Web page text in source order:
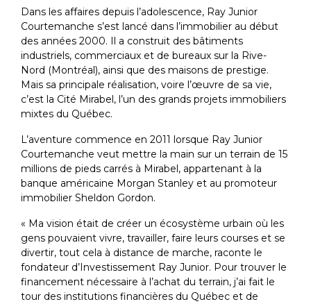
Dans les affaires depuis l’adolescence, Ray Junior
Courtemanche s’est lancé dans l’immobilier au début
des années 2000. Il a construit des bâtiments
industriels, commerciaux et de bureaux sur la Rive-
Nord (Montréal), ainsi que des maisons de prestige.
Mais sa principale réalisation, voire l’œuvre de sa vie,
c’est la Cité Mirabel, l’un des grands projets immobiliers
mixtes du Québec.
L’aventure commence en 2011 lorsque Ray Junior
Courtemanche veut mettre la main sur un terrain de 15
millions de pieds carrés à Mirabel, appartenant à la
banque américaine Morgan Stanley et au promoteur
immobilier Sheldon Gordon.
« Ma vision était de créer un écosystème urbain où les
gens pouvaient vivre, travailler, faire leurs courses et se
divertir, tout cela à distance de marche, raconte le
fondateur d’Investissement Ray Junior. Pour trouver le
financement nécessaire à l’achat du terrain, j’ai fait le
tour des institutions financières du Québec et de